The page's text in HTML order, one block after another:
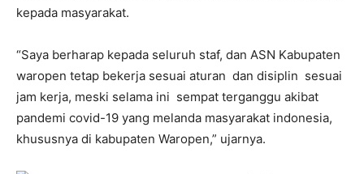
kepada masyarakat.
“Saya berharap kepada seluruh staf, dan ASN Kabupaten
waropen tetap bekerja sesuai aturan dan disiplin sesuai
jam kerja, meski selama ini sempat terganggu akibat
pandemi covid-19 yang melanda masyarakat indonesia,
khususnya di kabupaten Waropen,” ujarnya.